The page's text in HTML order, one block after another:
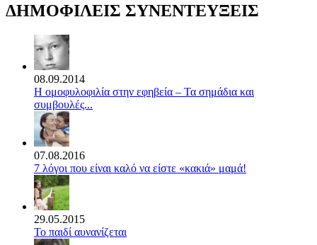
ΔΗΜΟΦΙΛΕΙΣ ΣΥΝΕΝΤΕΥΞΕΙΣ
08.09.2014
Η ομοφυλοφιλία στην εφηβεία – Τα σημάδια και
συμβουλές...
07.08.2016
7 λόγοι που είναι καλό να είστε «κακιά» μαμά!
29.05.2015
Το παιδί αυνανίζεται